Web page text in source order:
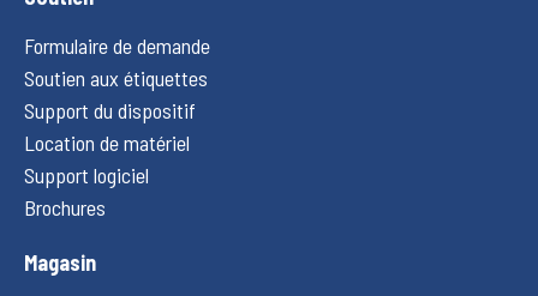
Formulaire de demande
Soutien aux étiquettes
Support du dispositif
Location de matériel
Support logiciel
Brochures
Magasin